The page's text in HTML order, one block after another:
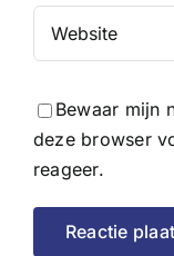
Bewaar mijn
deze browser
reageer.